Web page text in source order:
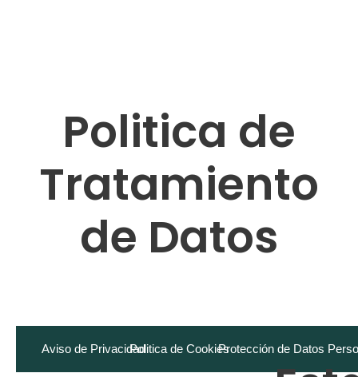
Politica de
Tratamiento
de Datos
Aviso de PrivacidadPolitica de CookiesProtección de Datos